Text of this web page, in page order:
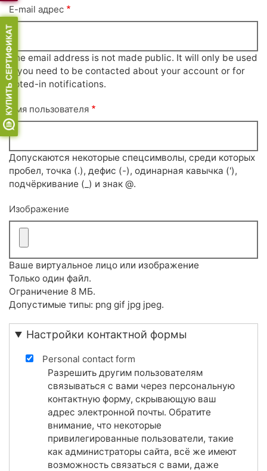
E-mail адрес
The email address is not made public. It will only be used
if you need to be contacted about your account or for
opted-in notifications.
Имя пользователя
Допускаются некоторые спецсимволы, среди которых
пробел, точка (.), дефис (-), одинарная кавычка ('),
подчёркивание (_) и знак @.
Изображение
Ваше виртуальное лицо или изображение
Только один файл.
Ограничение 8 МБ.
Допустимые типы: png gif jpg jpeg.
Настройки контактной формы
Personal contact form
Разрешить другим пользователям
связываться с вами через персональную
контактную форму, скрывающую ваш
адрес электронной почты. Обратите
внимание, что некоторые
привилегированные пользователи, такие
как администраторы сайта, всё же имеют
возможность связаться с вами, даже